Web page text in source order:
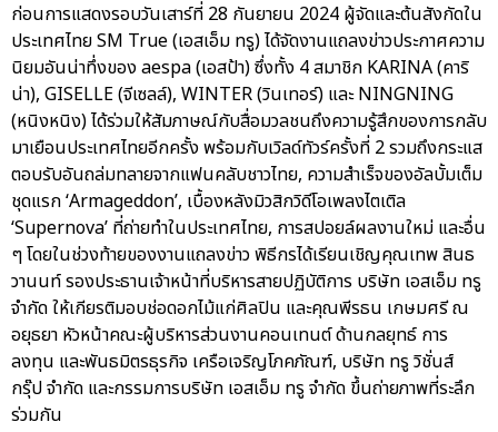
ก่อนการแสดงรอบวันเสาร์ที่ 28 กันยายน 2024 ผู้จัดและต้นสังกัดใน
ประเทศไทย SM True (เอสเอ็ม ทรู) ได้จัดงานแถลงข่าวประกาศความ
นิยมอันน่าทึ่งของ aespa (เอสป้า) ซึ่งทั้ง 4 สมาชิก KARINA (คาริ
น่า), GISELLE (จีเซลล์), WINTER (วินเทอร์) และ NINGNING
(หนิงหนิง) ได้ร่วมให้สัมภาษณ์กับสื่อมวลชนถึงความรู้สึกของการกลับ
มาเยือนประเทศไทยอีกครั้ง พร้อมกับเวิลด์ทัวร์ครั้งที่ 2 รวมถึงกระแส
ตอบรับอันถล่มทลายจากแฟนคลับชาวไทย, ความสำเร็จของอัลบั้มเต็ม
ชุดแรก ‘Armageddon’, เบื้องหลังมิวสิกวิดีโอเพลงไตเติล
‘Supernova’ ที่ถ่ายทำในประเทศไทย, การสปอยล์ผลงานใหม่ และอื่น
ๆ โดยในช่วงท้ายของงานแถลงข่าว พิธีกรได้เรียนเชิญคุณเทพ สินธ
วานนท์ รองประธานเจ้าหน้าที่บริหารสายปฏิบัติการ บริษัท เอสเอ็ม ทรู
จำกัด ให้เกียรติมอบช่อดอกไม้แก่ศิลปิน และคุณพีรธน เกษมศรี ณ
อยุธยา หัวหน้าคณะผู้บริหารส่วนงานคอนเทนต์ ด้านกลยุทธ์ การ
ลงทุน และพันธมิตรธุรกิจ เครือเจริญโภคภัณฑ์, บริษัท ทรู วิชั่นส์
กรุ๊ป จำกัด และกรรมการบริษัท เอสเอ็ม ทรู จำกัด ขึ้นถ่ายภาพที่ระลึก
ร่วมกัน